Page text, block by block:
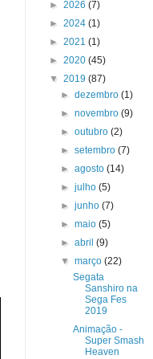
► 2026 (7)
► 2024 (1)
► 2021 (1)
► 2020 (45)
▼ 2019 (87)
►dezembro(1)
►novembro(9)
►outubro(2)
►setembro(7)
►agosto(14)
►julho(5)
►junho(7)
►maio(5)
►abril(9)
▼março(22)
Segata
Sanshiro na
Sega Fes
2019
Animação -
Super Smash
Heaven